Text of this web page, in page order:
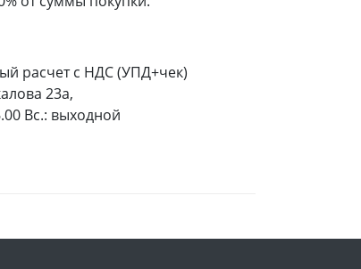
расчет с НДС (УПД+чек)
23а,
Вс.: выходной